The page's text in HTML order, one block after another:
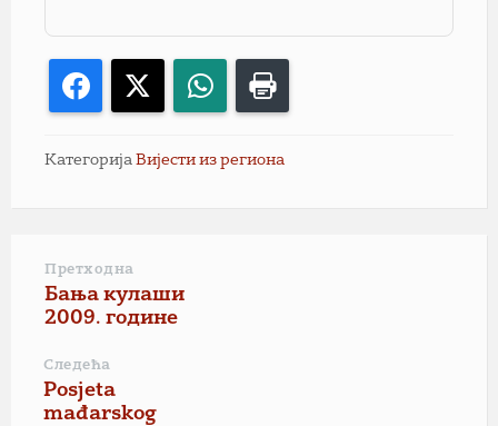
Facebook WhatsApp
Категорија Вијести из региона
Претходна
Бања кулаши
2009. године
Следећа
Posjeta
mađarskog